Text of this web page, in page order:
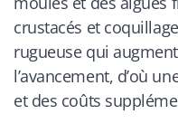
crustacés et
rugueuse qui
l’avancement, d’où
et des coûts